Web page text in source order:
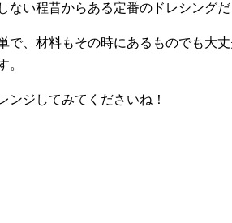
ない程昔からある定番のドレシング
で、材料もその時にあるものでも大
。
ンジしてみてくださいね！